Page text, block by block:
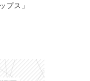
プス」